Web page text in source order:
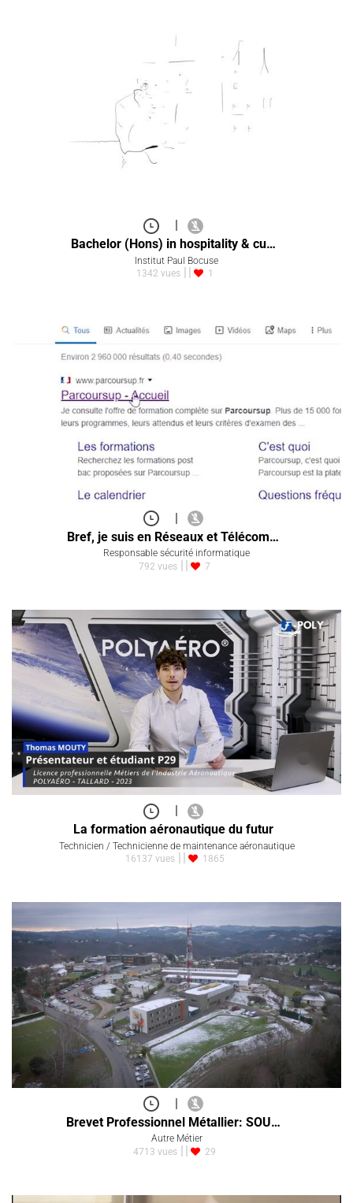
|
Bachelor (Hons) in hospitality & cu…
Institut Paul Bocuse
1342 vues
1
|
Bref, je suis en Réseaux et Télécom…
Responsable sécurité informatique
792 vues
7
|
La formation aéronautique du futur
Technicien / Technicienne de maintenance aéronautique
16137 vues
1865
|
Brevet Professionnel Métallier: SOU…
Autre Métier
4713 vues
29